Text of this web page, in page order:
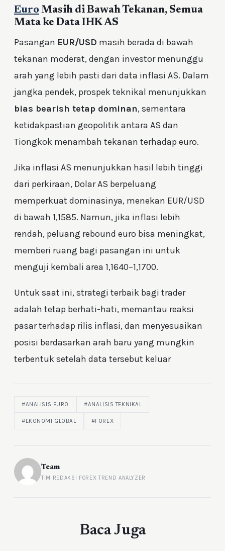
EuroMasih di Bawah Tekanan, Semua
Mata ke Data IHK AS
Pasangan EUR/USD masih berada di bawah
tekanan moderat, dengan investor menunggu
arah yang lebih pasti dari data inflasi AS. Dalam
jangka pendek, prospek teknikal menunjukkan
bias bearish tetap dominan, sementara
ketidakpastian geopolitik antara AS dan
Tiongkok menambah tekanan terhadap euro.
Jika inflasi AS menunjukkan hasil lebih tinggi
dari perkiraan, Dolar AS berpeluang
memperkuat dominasinya, menekan EUR/USD
di bawah 1,1585. Namun, jika inflasi lebih
rendah, peluang rebound euro bisa meningkat,
memberi ruang bagi pasangan ini untuk
menguji kembali area 1,1640–1,1700.
Untuk saat ini, strategi terbaik bagi trader
adalah tetap berhati-hati, memantau reaksi
pasar terhadap rilis inflasi, dan menyesuaikan
posisi berdasarkan arah baru yang mungkin
terbentuk setelah data tersebut keluar
#ANALISIS EURO #ANALISIS TEKNIKAL
#EKONOMI GLOBAL #FOREX
Team
TIM REDAKSI FOREX TREND ANALYZER
Baca Juga